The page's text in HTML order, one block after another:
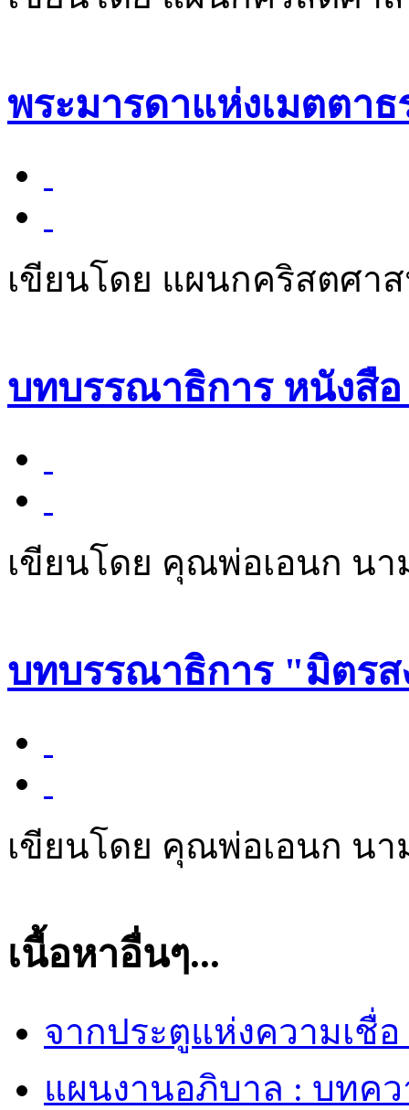
พระมารดาแห่งเมตตาธ
เขียนโดย แผนกคริสตศา
บทบรรณาธิการ หนังสื
เขียนโดย คุณพ่อเอนก นา
บทบรรณาธิการ "มิตร
เขียนโดย คุณพ่อเอนก นา
เนื้อหาอื่นๆ...
จากประตูแห่งความเชื่
แผนงานอภิบาล : บทค